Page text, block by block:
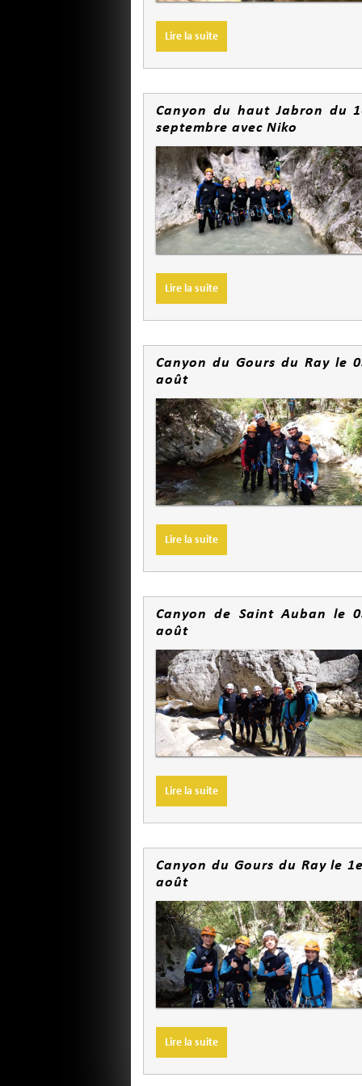
Lire la suite
Canyon du haut Jabron du
septembre avec Niko
Lire la suite
Canyon du Gours du Ray le
août
Lire la suite
Canyon de Saint Auban le
août
Lire la suite
Canyon du Gours du Ray le
août
Lire la suite